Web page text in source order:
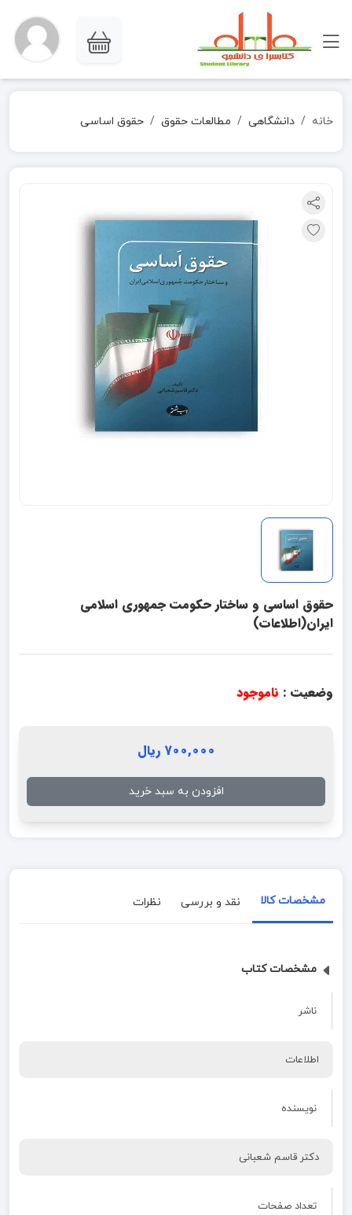
خانه دانشگاهی مطالعات حقوق حقوق اساسی
حقوق اساسی و ساختار حکومت جمهوری اسلامی
ایران(اطلاعات)
وضعیت : ناموجود
700,000 ریال
افزودن به سبد خرید
مشخصات کالا نقد و بررسی نظرات
مشخصات کتاب
ناشر
اطلاعات
نویسنده
دکتر قاسم شعبانی
تعداد صفحات